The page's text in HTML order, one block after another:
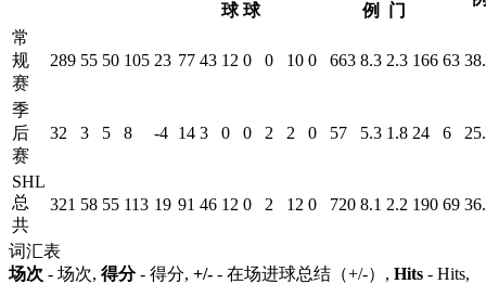
球 球
例
门
常
规
赛
289 55 50 105 23 77 43 12 0 0 10 0 663 8.3 2.3 166 63
季
后
赛
32 3 5 8 -4 14 3 0 0 2 2 0 57 5.3 1.8 24 6
SHL
总
共
321 58 55 113 19 91 46 12 0 2 12 0 720 8.1 2.2 190 69
词汇表
场次 - 场次, 得分- 得分, +/- - 在场进球总结（+/-）, Hits - Hits,